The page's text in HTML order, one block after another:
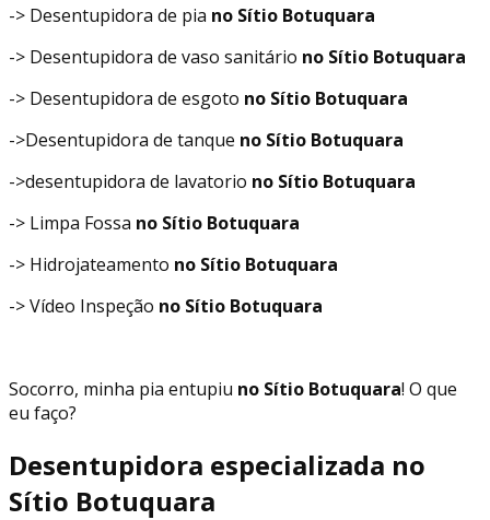
-> Desentupidora de pia no Sítio Botuquara
-> Desentupidora de vaso sanitário no Sítio Botuquara
-> Desentupidora de esgoto no Sítio Botuquara
->Desentupidora de tanque no Sítio Botuquara
->desentupidora de lavatorio no Sítio Botuquara
-> Limpa Fossa no Sítio Botuquara
-> Hidrojateamento no Sítio Botuquara
-> Vídeo Inspeção no Sítio Botuquara
Socorro, minha pia entupiu no Sítio Botuquara! O que
eu faço?
Desentupidora especializada no
Sítio Botuquara